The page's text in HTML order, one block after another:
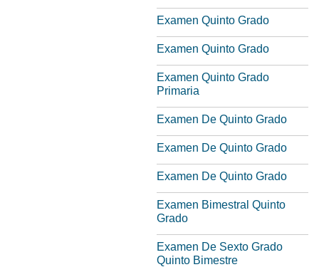
Examen Quinto Grado
Examen Quinto Grado
Examen Quinto Grado
Primaria
Examen De Quinto Grado
Examen De Quinto Grado
Examen De Quinto Grado
Examen Bimestral Quinto
Grado
Examen De Sexto Grado
Quinto Bimestre